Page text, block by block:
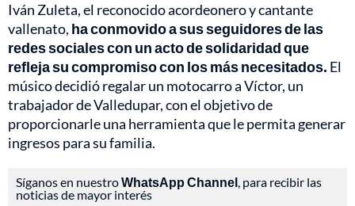
Iván Zuleta, el reconocido acordeonero y cantante
vallenato, ha conmovido a sus seguidores de las
redes sociales con un acto de solidaridad que
refleja su compromiso con los más necesitados. El
músico decidió regalar un motocarro a Víctor, un
trabajador de Valledupar, con el objetivo de
proporcionarle una herramienta que le permita generar
ingresos para su familia.
Síganos en nuestroWhatsApp Channel, para recibir las
noticias de mayor interés